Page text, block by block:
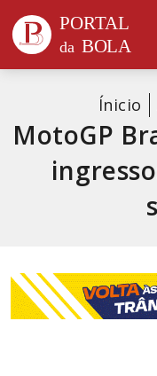
Ínicio
MotoGP